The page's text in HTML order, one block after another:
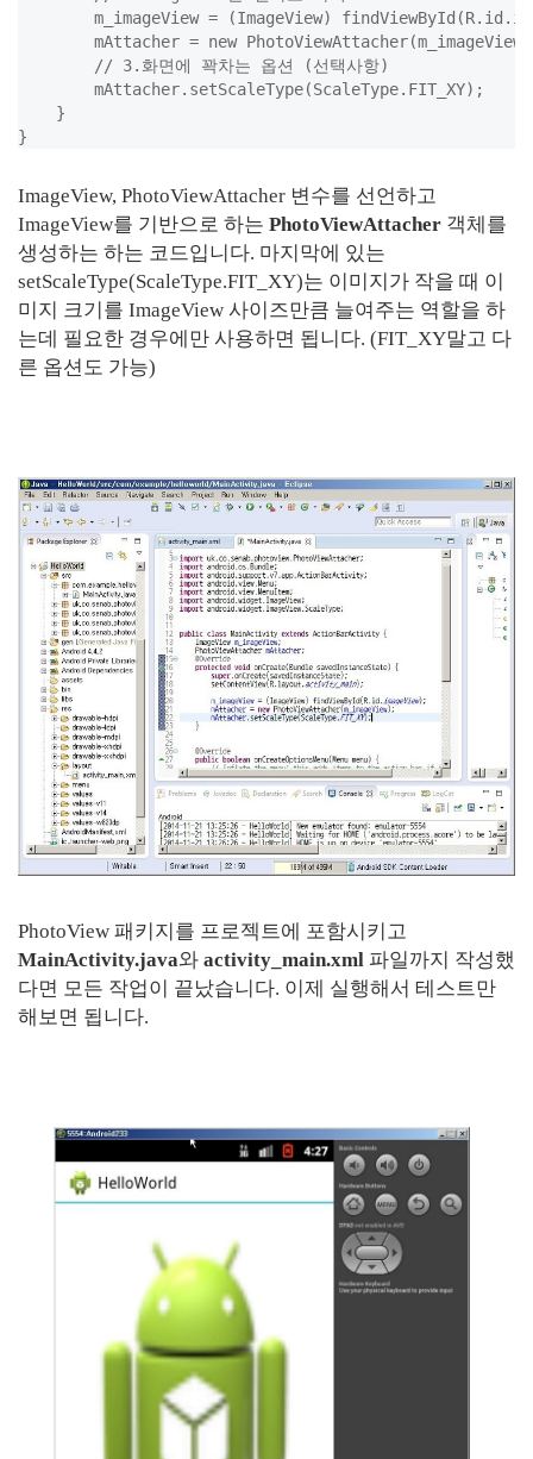
m_imageView = (ImageView)
mAttacher = new
        // 3.화면에 꽉차는 옵션 (선택사항)
        mAttacher.setScaleType(ScaleType.FIT_XY);
    }
ImageView, PhotoViewAttacher 변수를 선언하고
ImageView를 기반으로 하는 PhotoViewAttacher 객체를
생성하는 하는 코드입니다. 마지막에 있는
setScaleType(ScaleType.FIT_XY)는 이미지가 작을 때 이
미지 크기를 ImageView 사이즈만큼 늘여주는 역할을 하
는데 필요한 경우에만 사용하면 됩니다. (FIT_XY말고 다
른 옵션도 가능)
PhotoView 패키지를 프로젝트에 포함시키고
MainActivity.java와 activity_main.xml 파일까지 작성했
다면 모든 작업이 끝났습니다. 이제 실행해서 테스트만
해보면 됩니다.